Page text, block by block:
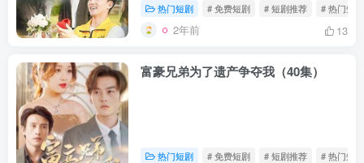
热门短剧 # 免费短剧 # 短剧推荐 # 热门短剧
2年前 13
富豪兄弟为了遗产争夺我（40集）
热门短剧 # 免费短剧 # 短剧推荐 # 热门短剧